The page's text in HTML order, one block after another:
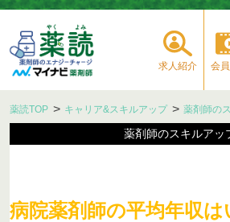
求人紹介 会
薬読TOP キャリア&スキルアップ 薬剤師の
薬剤師のスキルアッ
病院薬剤師の平均年収